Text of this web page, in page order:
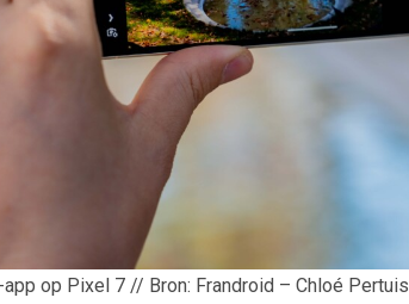
app op Pixel 7 // Bron: Frandroid – Chloé Pertuis